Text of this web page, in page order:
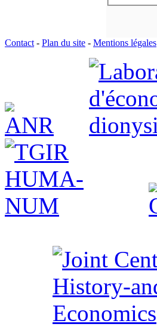
Contact- Plan du site - Mentions légales